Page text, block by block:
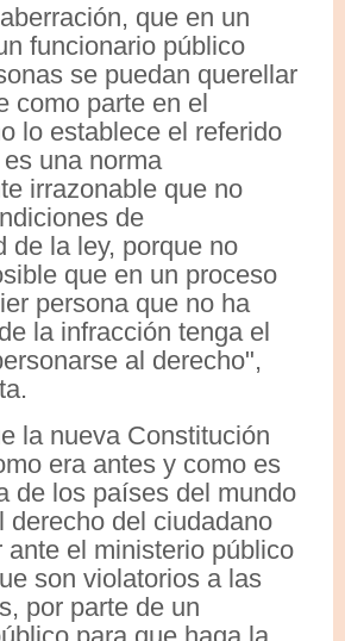
que en un
funcionario público
se puedan querellar
como parte en el
lo establece el referido
una norma
irrazonable que no
de
de la ley, porque no
que en un proceso
persona que no ha
la infracción tenga el
al derecho",
la nueva Constitución
era antes y como es
de los países del mundo
derecho del ciudadano
ante el ministerio público
son violatorios a las
por parte de un